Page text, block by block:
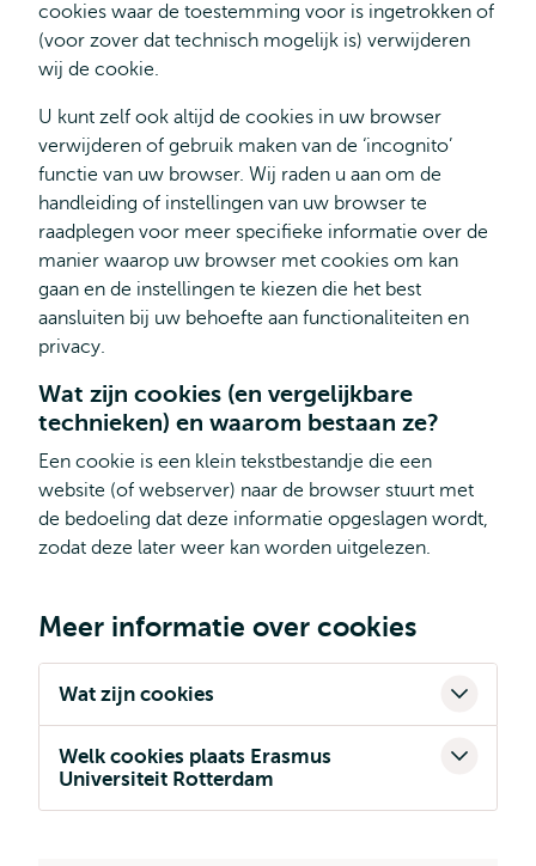
cookies waar de toestemming voor is ingetrokken of
(voor zover dat technisch mogelijk is) verwijderen
wij de cookie.
U kunt zelf ook altijd de cookies in uw browser
verwijderen of gebruik maken van de ‘incognito’
functie van uw browser. Wij raden u aan om de
handleiding of instellingen van uw browser te
raadplegen voor meer specifieke informatie over de
manier waarop uw browser met cookies om kan
gaan en de instellingen te kiezen die het best
aansluiten bij uw behoefte aan functionaliteiten en
privacy.
Wat zijn cookies (en vergelijkbare
technieken) en waarom bestaan ze?
Een cookie is een klein tekstbestandje die een
website (of webserver) naar de browser stuurt met
de bedoeling dat deze informatie opgeslagen wordt,
zodat deze later weer kan worden uitgelezen.
Meer informatie over cookies
Wat zijn cookies
Welk cookies plaats Erasmus
Universiteit Rotterdam